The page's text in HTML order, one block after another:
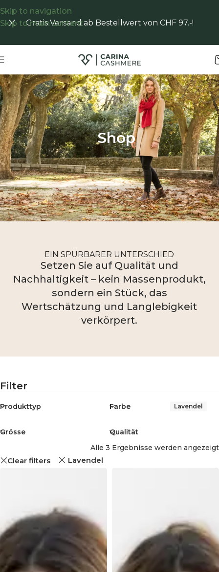
Skip to navigation
Skip to main content
Gratis Versand ab Bestellwert von CHF 97.-!
Shop
EIN SPÜRBARER UNTERSCHIED
Setzen Sie auf Qualität und
Nachhaltigkeit – kein Massenprodukt,
sondern ein Stück, das
Wertschätzung und Langlebigkeit
verkörpert.
Filter
Produkttyp Farbe Lavendel
Grösse
Qualität
Alle 3 Ergebnisse werden angezeigt
Clear filters Lavendel